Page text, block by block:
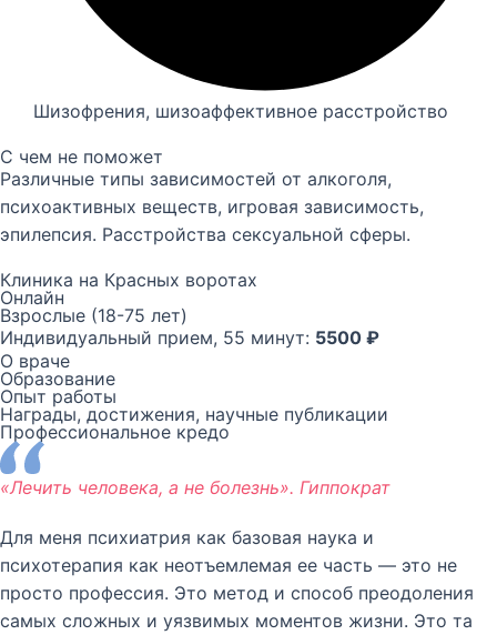
Шизофрения, шизоаффективное расстройство
С чем не поможет
Различные типы зависимостей от алкоголя,
психоактивных веществ, игровая зависимость,
эпилепсия. Расстройства сексуальной сферы.
Клиника на Красных воротах
Онлайн
Взрослые (18-75 лет)
Индивидуальный прием, 55 минут: 5500 ₽
О враче
Образование
Опыт работы
Награды, достижения, научные публикации
Профессиональное кредо
«Лечить человека, а не болезнь». Гиппократ
Для меня психиатрия как базовая наука и
психотерапия как неотъемлемая ее часть — это не
просто профессия. Это метод и способ преодоления
самых сложных и уязвимых моментов жизни. Это та